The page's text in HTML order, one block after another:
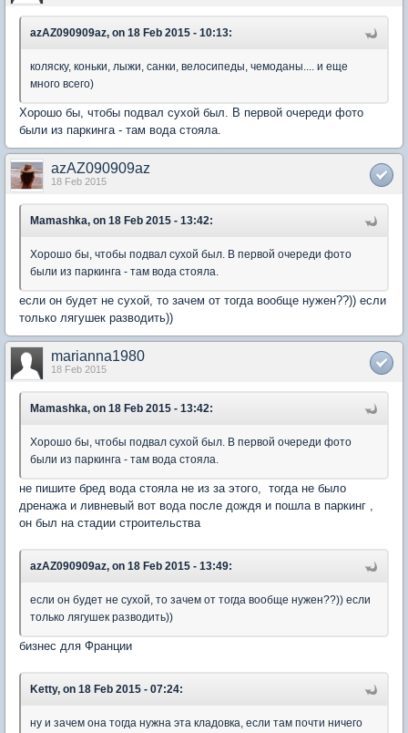
azAZ090909az, on 18 Feb 2015 - 10:13:
коляску, коньки, лыжи, санки, велосипеды, чемоданы.... и еще
много всего)
Хорошо бы, чтобы подвал сухой был. В первой очереди фото
были из паркинга - там вода стояла.
azAZ090909az
18 Feb 2015
Mamashka, on 18 Feb 2015 - 13:42:
Хорошо бы, чтобы подвал сухой был. В первой очереди фото
были из паркинга - там вода стояла.
если он будет не сухой, то зачем от тогда вообще нужен??)) если
только лягушек разводить))
marianna1980
18 Feb 2015
Mamashka, on 18 Feb 2015 - 13:42:
Хорошо бы, чтобы подвал сухой был. В первой очереди фото
были из паркинга - там вода стояла.
не пишите бред вода стояла не из за этого, тогда не было
дренажа и ливневый вот вода после дождя и пошла в паркинг ,
он был на стадии строительства
azAZ090909az, on 18 Feb 2015 - 13:49:
если он будет не сухой, то зачем от тогда вообще нужен??)) если
только лягушек разводить))
бизнес для Франции
Ketty, on 18 Feb 2015 - 07:24:
ну и зачем она тогда нужна эта кладовка, если там почти ничего